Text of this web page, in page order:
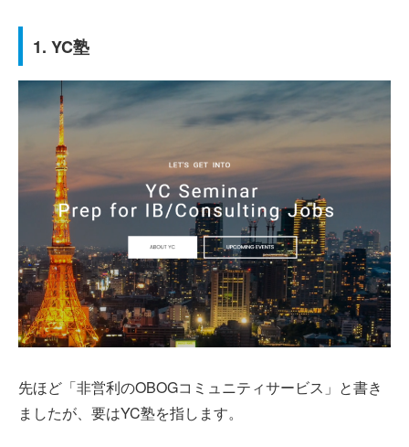
1. YC塾
先ほど「非営利のOBOGコミュニティサービス」と書き
ましたが、要はYC塾を指します。